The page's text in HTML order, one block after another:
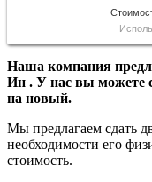
Наша компания
Ин . У нас вы можете
на новый.
Мы предлагаем сдать
необходимости его
стоимость.